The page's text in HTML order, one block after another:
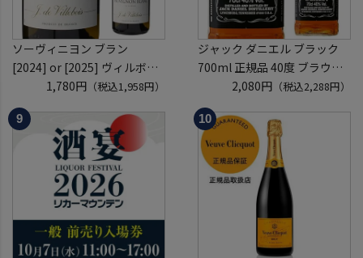
ソーヴィニヨン ブラン
[2024] or [2025] ヴィルボワ
750ml フランス ロワール 辛
口 白ワイン 浜運A
1,780円（税込1,958円）
ジャック ダニエル ブラック
700ml 正規品 40度 ブラウン
フォーマン
ウイスキー テネシー バーボン
長S
2,080円 （税込2,288円）